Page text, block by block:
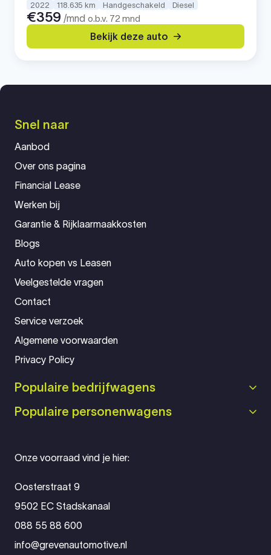
2022 118.635 km Handgeschakeld Diesel
€359 /mnd o.b.v. 72 mnd
Bekijk deze auto
Onze voorraad vind je hier:
Oosterstraat 9
9502 EC Stadskanaal
088 55 88 600
info@grevenautomotive.nl
Snel naar
Aanbod
Over ons pagina
Financial Lease
Werken bij
Garantie & Rijklaarmaakkosten
Blogs
Auto kopen vs Leasen
Veelgestelde vragen
Contact
Service verzoek
Algemene voorwaarden
Privacy Policy
Populaire bedrijfwagens
Populaire personenwagens